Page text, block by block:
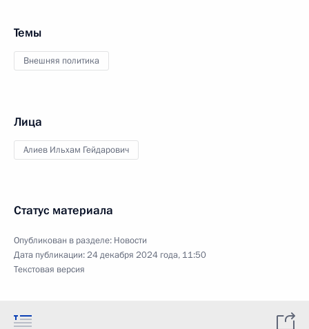
Темы
Внешняя политика
Лица
Алиев Ильхам Гейдарович
Статус материала
Опубликован в разделе: Новости
Дата публикации:24 декабря 2024 года, 11:50
Текстовая версия